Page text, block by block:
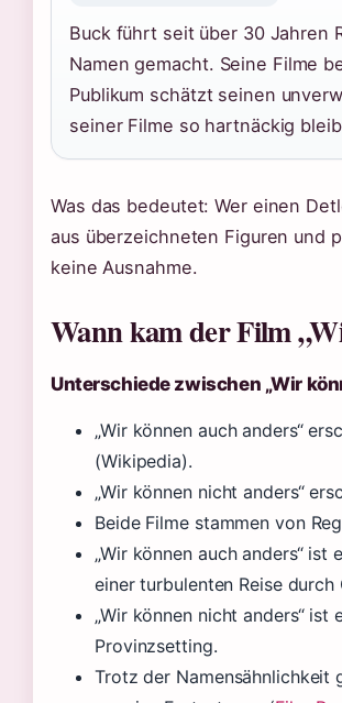
Buck führt seit über 30 Jahren
Namen gemacht. Seine Filme
Publikum schätzt seinen
seiner Filme so hartnäckig
Was das bedeutet: Wer einen
aus überzeichneten Figuren und
keine Ausnahme.
Wann kam der Film
Unterschiede zwischen „Wir
„Wir können auch anders“
(Wikipedia).
„Wir können nicht anders“
Beide Filme stammen von
„Wir können auch anders“
einer turbulenten Reise durch
„Wir können nicht anders“
Provinzsetting.
Trotz der Namensähnlichkeit